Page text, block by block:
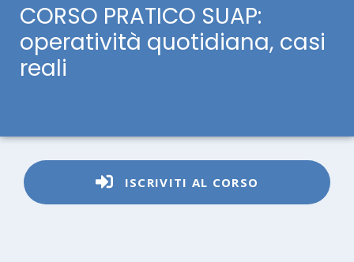
CORSO PRATICO SUAP:
operatività quotidiana, casi
reali
ISCRIVITI AL CORSO